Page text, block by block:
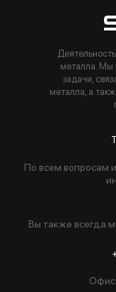
металла.
задачи,
металла, а
По всем вопросам
Вы также всегда
Офис